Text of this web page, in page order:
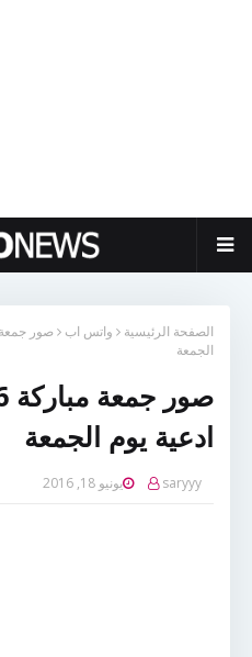
الصفحة الرئيسية واتس اب
الجمعة
ادعية يوم الجمعة
saryyy يونيو 18, 2016